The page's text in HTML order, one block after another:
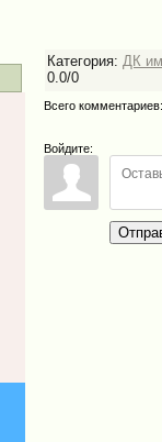
Категория: ДК
0.0/0
Всего комментариев
Войдите: